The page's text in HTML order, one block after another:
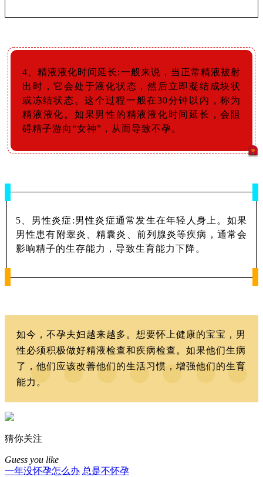
4、精液液化时间延长:一般来说，当正常精液被射
出时，它会处于液化状态，然后立即凝结成块状
或冻结状态。这个过程一般在30分钟以内，称为
精液液化。如果男性的精液液化时间延长，会阻
碍精子游向“女神”，从而导致不孕。
5、男性炎症:男性炎症通常发生在年轻人身上。如果
男性患有附睾炎、精囊炎、前列腺炎等疾病，通常会
影响精子的生存能力，导致生育能力下降。
如今，不孕夫妇越来越多。想要怀上健康的宝宝，男
性必须积极做好精液检查和疾病检查。如果他们生病
了，他们应该改善他们的生活习惯，增强他们的生育
能力。
猜你关注
Guess you like
一年没怀孕怎么办 总是不怀孕